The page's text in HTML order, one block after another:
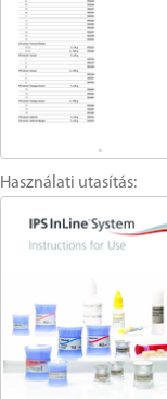
Használati utasítás: